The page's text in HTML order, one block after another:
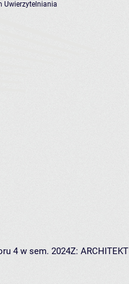
Uwierzytelniania
4 w sem. 2024Z: